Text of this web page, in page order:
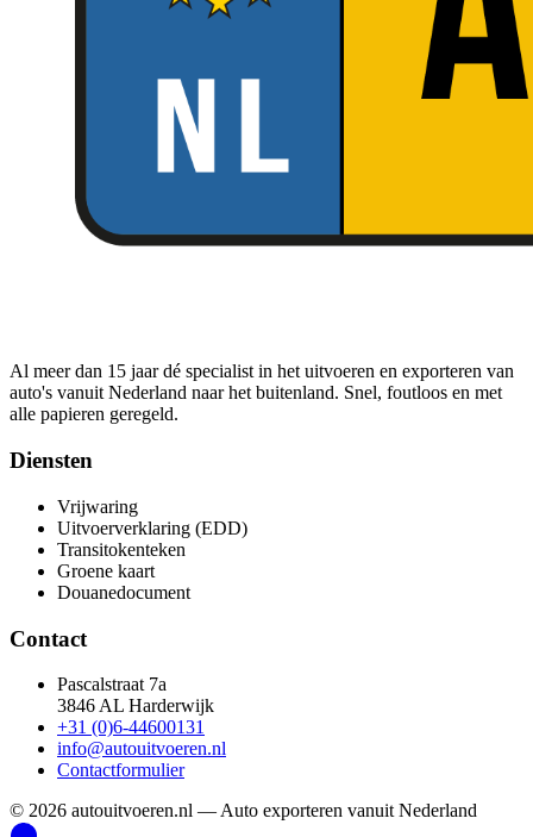
Al meer dan 15 jaar dé specialist in het uitvoeren en exporteren van
auto's vanuit Nederland naar het buitenland. Snel, foutloos en met
alle papieren geregeld.
Diensten
Vrijwaring
Uitvoerverklaring (EDD)
Transitokenteken
Groene kaart
Douanedocument
Contact
Pascalstraat 7a
3846 AL Harderwijk
+31 (0)6-44600131
info@autouitvoeren.nl
Contactformulier
© 2026 autouitvoeren.nl — Auto exporteren vanuit Nederland